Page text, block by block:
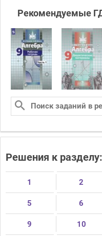
Рекомендуемые
Решения к
1 2
5 6
9 10